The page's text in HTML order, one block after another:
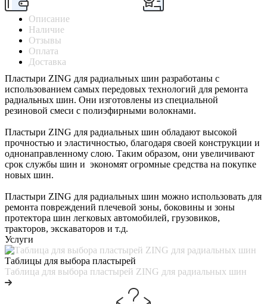
Описание
Наличие
Отзывы
Оплата
Доставка
Пластыри ZING для радиальных шин разработаны с
использованием самых передовых технологий для ремонта
радиальных шин. Они изготовлены из специальной
резиновой смеси с полиэфирными волокнами.
Пластыри ZING для радиальных шин обладают высокой
прочностью и эластичностью, благодаря своей конструкции и
однонаправленному слою. Таким образом, они увеличивают
срок службы шин и экономят огромные средства на покупке
новых шин.
Пластыри ZING для радиальных шин можно использовать для
ремонта повреждений плечевой зоны, боковины и зоны
протектора шин легковых автомобилей, грузовиков,
тракторов, экскаваторов и т.д.
Услуги
Таблицы для выбора пластырей
Таблица для выбора пластырей ZING для радиальных шин